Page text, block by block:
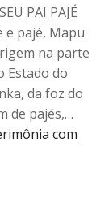
PAI PAJÉ
e pajé, Mapu
na parte
Estado do
da foz do
de pajés,…
com